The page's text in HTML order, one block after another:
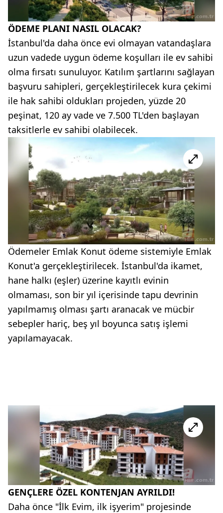
ÖDEME PLANI NASIL OLACAK?
İstanbul'da daha önce evi olmayan vatandaşlara
uzun vadede uygun ödeme koşulları ile ev sahibi
olma fırsatı sunuluyor. Katılım şartlarını sağlayan
başvuru sahipleri, gerçekleştirilecek kura çekimi
ile hak sahibi oldukları projeden, yüzde 20
peşinat, 120 ay vade ve 7.500 TL'den başlayan
taksitlerle ev sahibi olabilecek.
Ödemeler Emlak Konut ödeme sistemiyle Emlak
Konut'a gerçekleştirilecek. İstanbul'da ikamet,
hane halkı (eşler) üzerine kayıtlı evinin
olmaması, son bir yıl içerisinde tapu devrinin
yapılmamış olması şartı aranacak ve mücbir
sebepler hariç, beş yıl boyunca satış işlemi
yapılamayacak.
GENÇLERE ÖZEL KONTENJAN AYRILDI!
Daha önce "İlk Evim, ilk işyerim" projesinde